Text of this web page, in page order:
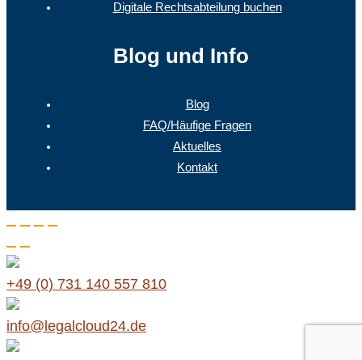
Digitale Rechtsabteilung buchen
Blog und Info
Blog
FAQ/Häufige Fragen
Aktuelles
Kontakt
+49 (0) 731 140 557 810
info@legalcloud24.de